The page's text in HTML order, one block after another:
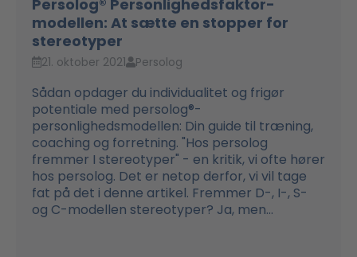
Persolog® Personlighedsfaktor-
modellen: At sætte en stopper for
stereotyper
21. oktober 2021 Persolog
Sådan opdager du individualitet og frigør
potentiale med persolog®-
personlighedsmodellen: Din guide til træning,
coaching og forretning. "Hos persolog
fremmer I stereotyper" - en kritik, vi ofte hører
hos persolog. Det er netop derfor, vi vil tage
fat på det i denne artikel. Fremmer D-, I-, S-
og C-modellen stereotyper? Ja, men...